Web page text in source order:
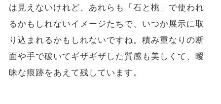
は見えないけれど、あれらも「石と桃」で使われ
るかもしれないイメージたちで、いつか展示に取
り込まれるかもしれないですね。積み重なりの断
面や手で破いてギザギザした質感も美しくて、曖
昧な痕跡をあえて残しています。